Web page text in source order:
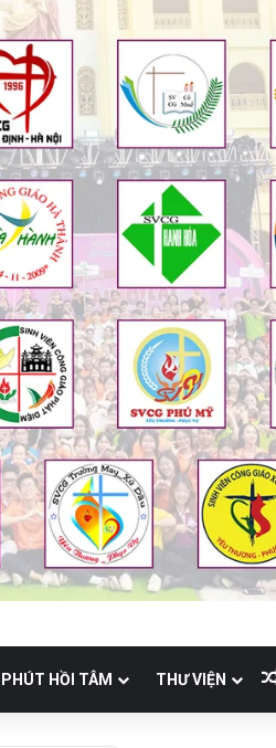
PHÚT HỒI TÂM THƯ VIỆN